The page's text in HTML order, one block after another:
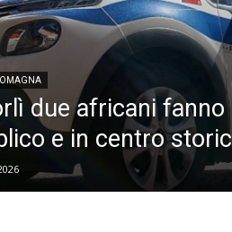
due africani fanno
e in centro